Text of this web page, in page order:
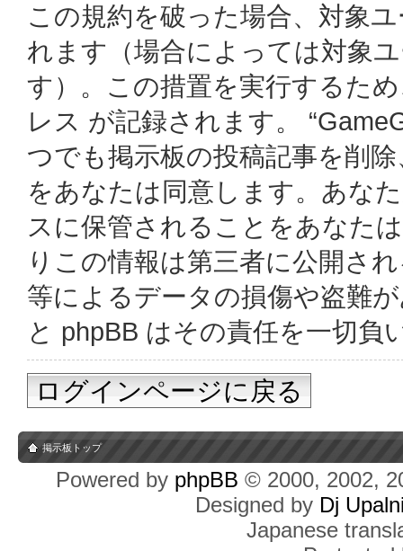
この規約を破った場合、対象
れます（場合によっては対象
す）。この措置を実行するた
レス が記録されます。
つでも掲示板の投稿記事を削
をあなたは同意します。あな
スに保管されることをあなた
りこの情報は第三者に公開さ
等によるデータの損傷や盗難
と phpBB はその責任を一切負
ログインページに戻る
掲示板トップ
Powered by phpBB © 2000, 2002,
Designed by Dj
Japanese